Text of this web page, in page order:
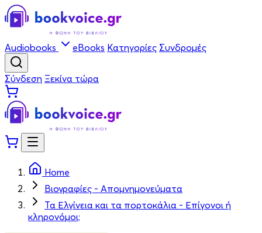
Audiobooks eBooks Κατηγορίες Συνδρομές
Σύνδεση Ξεκίνα τώρα
Home
Βιογραφίες - Απομνημονεύματα
Τα Ελγίνεια και τα πορτοκάλια - Επίγονοι ή
κληρονόμοι;